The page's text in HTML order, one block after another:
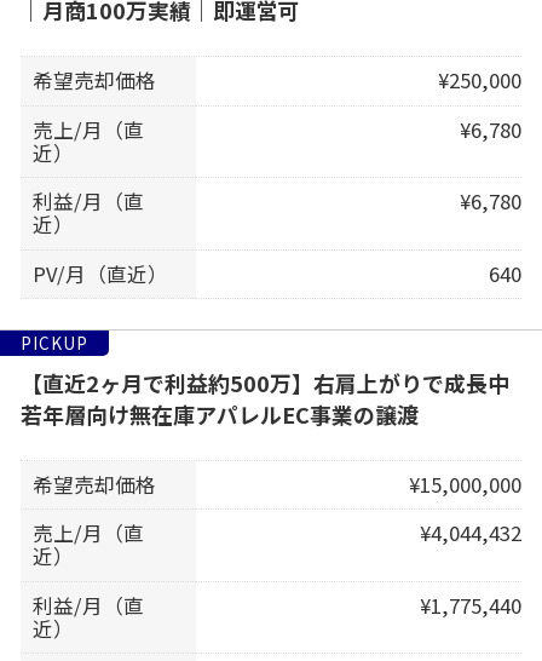
｜月商100万実績｜即運営可
希望売却価格
¥250,000
売上/月（直
近）
¥6,780
利益/月（直
近）
¥6,780
PV/月（直近） 640
PICKUP
【直近2ヶ月で利益約500万】右肩上がりで成長中
若年層向け無在庫アパレルEC事業の譲渡
希望売却価格
¥15,000,000
売上/月（直
近）
¥4,044,432
利益/月（直
近）
¥1,775,440